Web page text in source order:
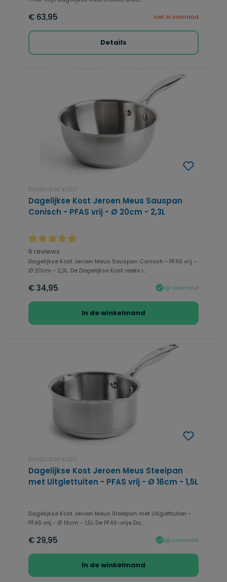
€ 63,95 niet in voorraad
Details
DAGELIJKSE KOST
Dagelijkse Kost Jeroen Meus Sauspan
Conisch - PFAS vrij - Ø 20cm - 2,3L
Gemiddelde waardering van 4.92 van 5 sterren
6 reviews
Dagelijkse Kost Jeroen Meus Sauspan Conisch - PFAS vrij -
Ø 20cm - 2,3L. De Dagelijkse Kost reeks i...
€ 34,95 op voorraad
In de winkelmand
DAGELIJKSE KOST
Dagelijkse Kost Jeroen Meus Steelpan
met Uitgiettuiten - PFAS vrij - Ø 16cm - 1,5L
Dagelijkse Kost Jeroen Meus Steelpan met Uitgiettuiten -
PFAS vrij - Ø 16cm - 1,5L De PFAS-vrije Da...
€ 29,95 op voorraad
In de winkelmand